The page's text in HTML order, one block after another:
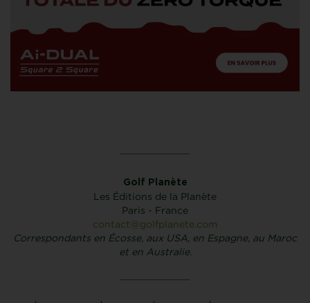
Golf Planète
Les Éditions de la Planète
Paris - France
contact@golfplanete.com
Correspondants en Écosse, aux USA, en Espagne, au Maroc
et en Australie.